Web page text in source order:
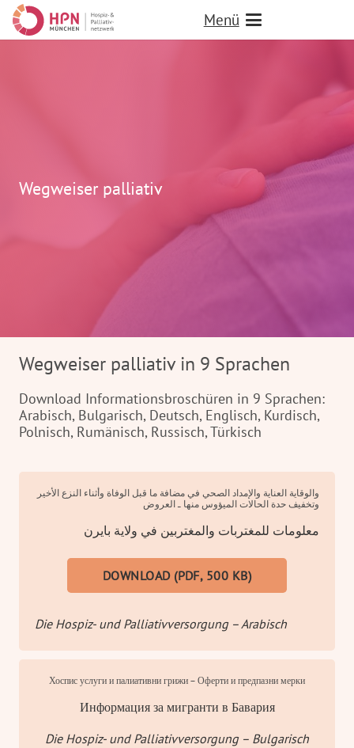
Menü
Wegweiser palliativ
Wegweiser palliativ in 9 Sprachen
Download Informationsbroschüren in 9 Sprachen:
Arabisch, Bulgarisch, Deutsch, Englisch, Kurdisch,
Polnisch, Rumänisch, Russisch, Türkisch
والوقاية العناية والإمداد الصحي في مضافة ما قبل الوفاة وأثناء النزع الأخير
وتخفيف حدة الحالات الميؤوس منها ـ العروض
معلومات للمغتربات والمغتربين في ولاية بايرن
DOWNLOAD (PDF, 500 KB)
Die Hospiz- und Palliativversorgung – Arabisch
Хоспис услуги и палиативни грижи – Оферти и предпазни мерки
Информация за мигранти в Бавария
Die Hospiz- und Palliativversorgung – Bulgarisch